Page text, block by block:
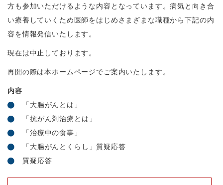
方も参加いただけるような内容となっています。病気と向き合
い療養していくため医師をはじめさまざまな職種から下記の内
容を情報発信いたします。
現在は中止しております。
再開の際は本ホームページでご案内いたします。
内容
「大腸がんとは」
「抗がん剤治療とは」
「治療中の食事」
「大腸がんとくらし」質疑応答
質疑応答